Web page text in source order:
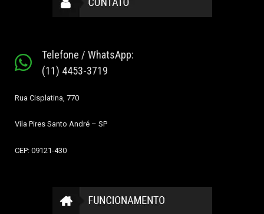
Telefone / WhatsApp:
(11) 4453-3719
Rua Cisplatina, 770
Vila Pires Santo André – SP
CEP: 09121-430